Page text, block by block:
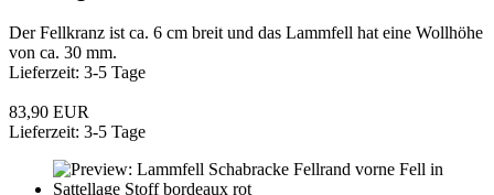
Der Fellkranz ist ca. 6 cm breit und das Lammfell hat eine Wollhöhe
von ca. 30 mm.
Lieferzeit: 3-5 Tage
83,90 EUR
Lieferzeit: 3-5 Tage